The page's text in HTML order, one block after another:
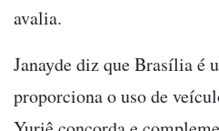
avalia.
Janayde diz que Brasília é
proporciona o uso de